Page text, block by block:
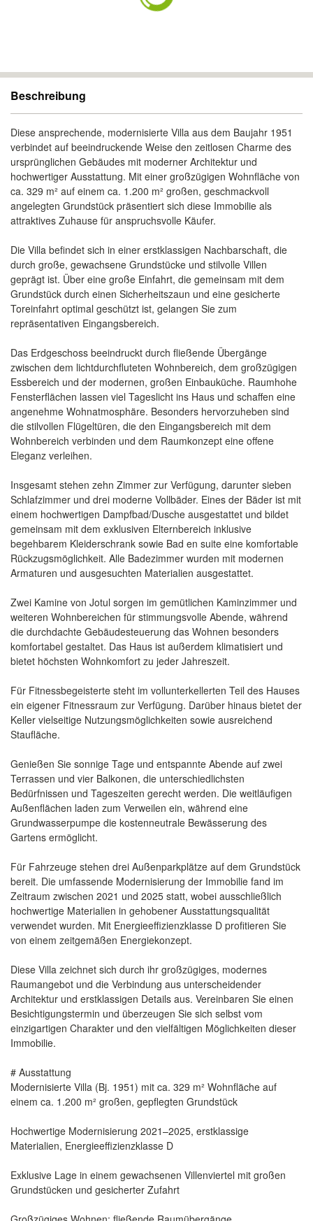
Beschreibung
Diese ansprechende, modernisierte Villa aus dem Baujahr 1951
verbindet auf beeindruckende Weise den zeitlosen Charme des
ursprünglichen Gebäudes mit moderner Architektur und
hochwertiger Ausstattung. Mit einer großzügigen Wohnfläche von
ca. 329 m² auf einem ca. 1.200 m² großen, geschmackvoll
angelegten Grundstück präsentiert sich diese Immobilie als
attraktives Zuhause für anspruchsvolle Käufer.
Die Villa befindet sich in einer erstklassigen Nachbarschaft, die
durch große, gewachsene Grundstücke und stilvolle Villen
geprägt ist. Über eine große Einfahrt, die gemeinsam mit dem
Grundstück durch einen Sicherheitszaun und eine gesicherte
Toreinfahrt optimal geschützt ist, gelangen Sie zum
repräsentativen Eingangsbereich.
Das Erdgeschoss beeindruckt durch fließende Übergänge
zwischen dem lichtdurchfluteten Wohnbereich, dem großzügigen
Essbereich und der modernen, großen Einbauküche. Raumhohe
Fensterflächen lassen viel Tageslicht ins Haus und schaffen eine
angenehme Wohnatmosphäre. Besonders hervorzuheben sind
die stilvollen Flügeltüren, die den Eingangsbereich mit dem
Wohnbereich verbinden und dem Raumkonzept eine offene
Eleganz verleihen.
Insgesamt stehen zehn Zimmer zur Verfügung, darunter sieben
Schlafzimmer und drei moderne Vollbäder. Eines der Bäder ist mit
einem hochwertigen Dampfbad/Dusche ausgestattet und bildet
gemeinsam mit dem exklusiven Elternbereich inklusive
begehbarem Kleiderschrank sowie Bad en suite eine komfortable
Rückzugsmöglichkeit. Alle Badezimmer wurden mit modernen
Armaturen und ausgesuchten Materialien ausgestattet.
Zwei Kamine von Jotul sorgen im gemütlichen Kaminzimmer und
weiteren Wohnbereichen für stimmungsvolle Abende, während
die durchdachte Gebäudesteuerung das Wohnen besonders
komfortabel gestaltet. Das Haus ist außerdem klimatisiert und
bietet höchsten Wohnkomfort zu jeder Jahreszeit.
Für Fitnessbegeisterte steht im vollunterkellerten Teil des Hauses
ein eigener Fitnessraum zur Verfügung. Darüber hinaus bietet der
Keller vielseitige Nutzungsmöglichkeiten sowie ausreichend
Staufläche.
Genießen Sie sonnige Tage und entspannte Abende auf zwei
Terrassen und vier Balkonen, die unterschiedlichsten
Bedürfnissen und Tageszeiten gerecht werden. Die weitläufigen
Außenflächen laden zum Verweilen ein, während eine
Grundwasserpumpe die kostenneutrale Bewässerung des
Gartens ermöglicht.
Für Fahrzeuge stehen drei Außenparkplätze auf dem Grundstück
bereit. Die umfassende Modernisierung der Immobilie fand im
Zeitraum zwischen 2021 und 2025 statt, wobei ausschließlich
hochwertige Materialien in gehobener Ausstattungsqualität
verwendet wurden. Mit Energieeffizienzklasse D profitieren Sie
von einem zeitgemäßen Energiekonzept.
Diese Villa zeichnet sich durch ihr großzügiges, modernes
Raumangebot und die Verbindung aus unterscheidender
Architektur und erstklassigen Details aus. Vereinbaren Sie einen
Besichtigungstermin und überzeugen Sie sich selbst vom
einzigartigen Charakter und den vielfältigen Möglichkeiten dieser
Immobilie.
# Ausstattung
Modernisierte Villa (Bj. 1951) mit ca. 329 m² Wohnfläche auf
einem ca. 1.200 m² großen, gepflegten Grundstück
Hochwertige Modernisierung 2021–2025, erstklassige
Materialien, Energieeffizienzklasse D
Exklusive Lage in einem gewachsenen Villenviertel mit großen
Grundstücken und gesicherter Zufahrt